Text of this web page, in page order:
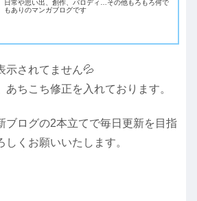
日常や思い出、創作、パロディ…その他もろもろ何で
もありのマンガブログです
示されてません💦
ちこち修正を入れております。
ブログの2本立てで毎日更新を目指
しくお願いいたします。